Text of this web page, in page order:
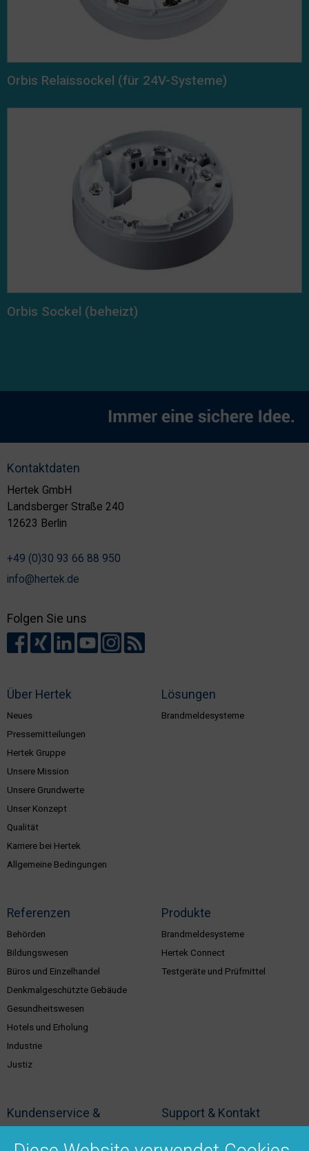
Orbis Relaissockel (für 24V-Systeme)
Orbis Sockel (beheizt)
Über Hertek
Neues
Pressemitteilungen
Hertek Gruppe
Unsere Mission
Unsere Grundwerte
Unser Konzept
Qualität
Karriere bei Hertek
Allgemeine Bedingungen
Lösungen
Brandmeldesysteme
Referenzen
Behörden
Bildungswesen
Büros und Einzelhandel
Denkmalgeschützte Gebäude
Gesundheitswesen
Hotels und Erholung
Industrie
Justiz
Produkte
Brandmeldesysteme
Hertek Connect
Testgeräte und Prüfmittel
Kundenservice &
Support & Kontakt
Kontaktdaten
Hertek GmbH
Landsberger Straße 240
12623 Berlin
+49 (0)30 93 66 88 950
info@hertek.de
Folgen Sie uns